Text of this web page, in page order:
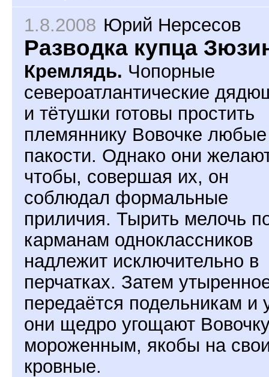
1.8.2008 Юрий Нерсесов
Разводка купца
Кремлядь. Чопорные
североатлантические
и тётушки готовы простить
племяннику Вовочке любые
пакости. Однако они
чтобы, совершая их, он
соблюдал формальные
приличия. Тырить мелочь
карманам одноклассников
надлежит исключительно в
перчатках. Затем
передаётся подельникам и
они щедро угощают
мороженным, якобы на
кровные.